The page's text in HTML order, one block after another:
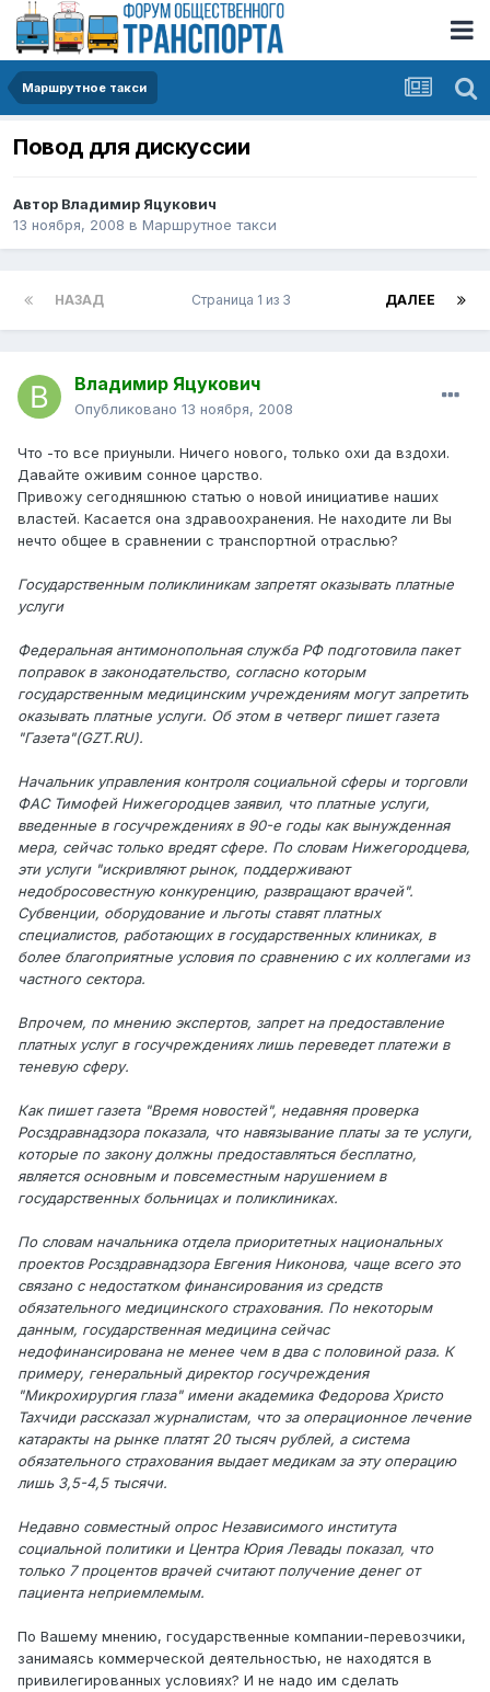
Маршрутное такси
Повод для дискуссии
Автор Владимир Яцукович
13 ноября, 2008 в Маршрутное такси
НАЗАД ДАЛЕЕ
Страница 1 из 3
Владимир Яцукович
Опубликовано 13 ноября, 2008
Что -то все приуныли. Ничего нового, только охи да вздохи.
Давайте оживим сонное царство.
Привожу сегодняшнюю статью о новой инициативе наших
властей. Касается она здравоохранения. Не находите ли Вы
нечто общее в сравнении с транспортной отраслью?
Государственным поликлиникам запретят оказывать платные
услуги
Федеральная антимонопольная служба РФ подготовила пакет
поправок в законодательство, согласно которым
государственным медицинским учреждениям могут запретить
оказывать платные услуги. Об этом в четверг пишет газета
"Газета"(GZT.RU).
Начальник управления контроля социальной сферы и торговли
ФАС Тимофей Нижегородцев заявил, что платные услуги,
введенные в госучреждениях в 90-е годы как вынужденная
мера, сейчас только вредят сфере. По словам Нижегородцева,
эти услуги "искривляют рынок, поддерживают
недобросовестную конкуренцию, развращают врачей".
Субвенции, оборудование и льготы ставят платных
специалистов, работающих в государственных клиниках, в
более благоприятные условия по сравнению с их коллегами из
частного сектора.
Впрочем, по мнению экспертов, запрет на предоставление
платных услуг в госучреждениях лишь переведет платежи в
теневую сферу.
Как пишет газета "Время новостей", недавняя проверка
Росздравнадзора показала, что навязывание платы за те услуги,
которые по закону должны предоставляться бесплатно,
является основным и повсеместным нарушением в
государственных больницах и поликлиниках.
По словам начальника отдела приоритетных национальных
проектов Росздравнадзора Евгения Никонова, чаще всего это
связано с недостатком финансирования из средств
обязательного медицинского страхования. По некоторым
данным, государственная медицина сейчас
недофинансирована не менее чем в два с половиной раза. К
примеру, генеральный директор госучреждения
"Микрохирургия глаза" имени академика Федорова Христо
Тахчиди рассказал журналистам, что за операционное лечение
катаракты на рынке платят 20 тысяч рублей, а система
обязательного страхования выдает медикам за эту операцию
лишь 3,5-4,5 тысячи.
Недавно совместный опрос Независимого института
социальной политики и Центра Юрия Левады показал, что
только 7 процентов врачей считают получение денег от
пациента неприемлемым.
По Вашему мнению, государственные компании-перевозчики,
занимаясь коммерческой деятельностью, не находятся в
привилегированных условиях? И не надо им сделать